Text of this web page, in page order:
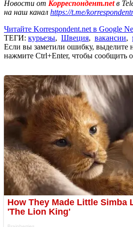
Новости от Корреспондент.netв
на наш канал https://t.me/
Читайте Korrespondent.net в Google
ТЕГИ: курьезы, Швеция, вакансии,
Если вы заметили ошибку, выделите
нажмите Ctrl+Enter, чтобы сообщить